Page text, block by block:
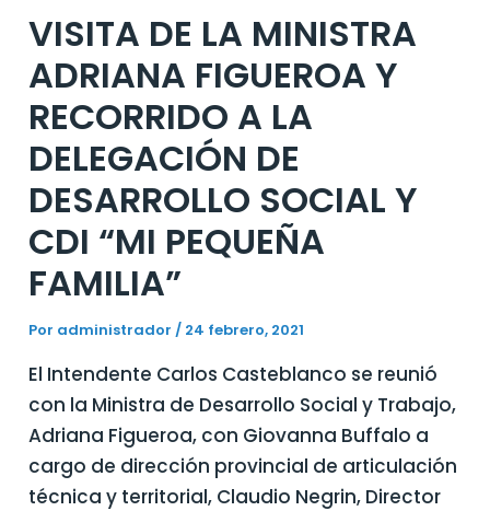
VISITA DE LA MINISTRA
ADRIANA FIGUEROA Y
RECORRIDO A LA
DELEGACIÓN DE
DESARROLLO SOCIAL Y
CDI “MI PEQUEÑA
FAMILIA”
Por administrador/ 24 febrero, 2021
El Intendente Carlos Casteblanco se reunió
con la Ministra de Desarrollo Social y Trabajo,
Adriana Figueroa, con Giovanna Buffalo a
cargo de dirección provincial de articulación
técnica y territorial, Claudio Negrin, Director